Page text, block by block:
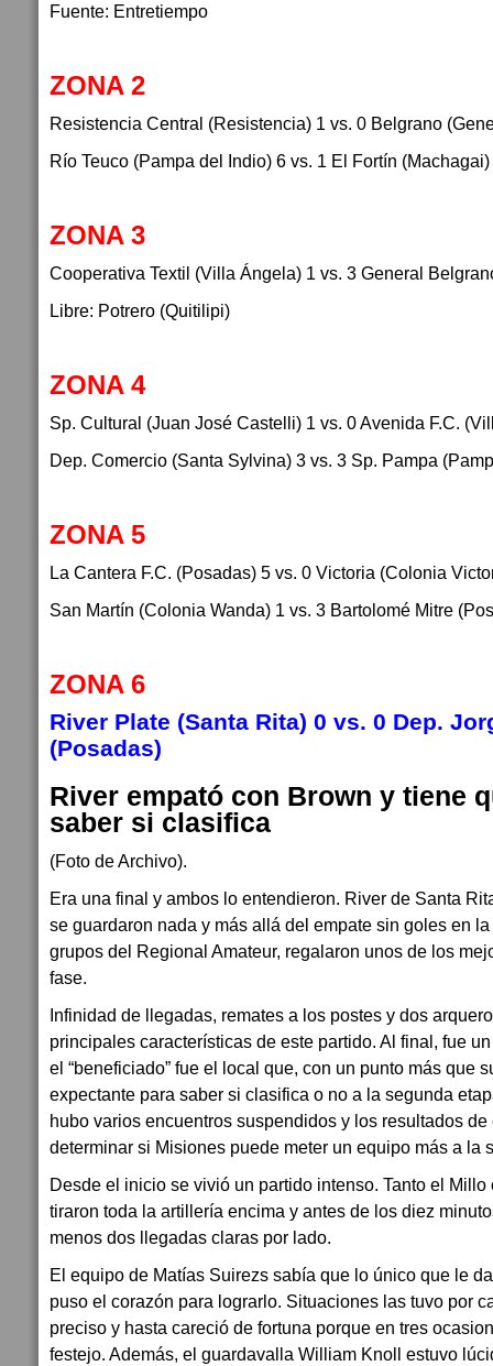
Fuente: Entretiempo
ZONA 2
Resistencia Central (Resistencia) 1 vs. 0 Belgrano
Río Teuco (Pampa del Indio) 6 vs. 1 El Fortín (Machagai)
ZONA 3
Cooperativa Textil (Villa Ángela) 1 vs. 3 General
Libre: Potrero (Quitilipi)
ZONA 4
Sp. Cultural (Juan José Castelli) 1 vs. 0 Avenida F.C.
Dep. Comercio (Santa Sylvina) 3 vs. 3 Sp. Pampa
ZONA 5
La Cantera F.C. (Posadas) 5 vs. 0 Victoria (Colonia
San Martín (Colonia Wanda) 1 vs. 3 Bartolomé Mitre
ZONA 6
River Plate (Santa Rita) 0 vs. 0 Dep.
(Posadas)
River empató con Brown y tiene
saber si clasifica
(Foto de Archivo).
Era una final y ambos lo entendieron. River de Santa
se guardaron nada y más allá del empate sin goles en
grupos del Regional Amateur, regalaron unos de los
fase.
Infinidad de llegadas, remates a los postes y dos
principales características de este partido. Al final, fue
el “beneficiado” fue el local que, con un punto más que
expectante para saber si clasifica o no a la segunda
hubo varios encuentros suspendidos y los resultados
determinar si Misiones puede meter un equipo más a la
Desde el inicio se vivió un partido intenso. Tanto el Millo
tiraron toda la artillería encima y antes de los diez
menos dos llegadas claras por lado.
El equipo de Matías Suirezs sabía que lo único que le
puso el corazón para lograrlo. Situaciones las tuvo por
preciso y hasta careció de fortuna porque en tres
festejo. Además, el guardavalla William Knoll estuvo